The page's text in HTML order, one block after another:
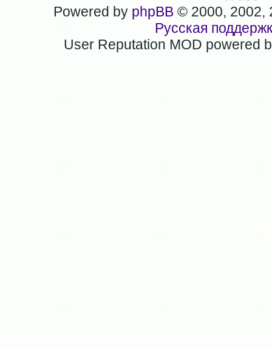
Powered by phpBB © 2000, 2002,
Русская
User Reputation MOD powered